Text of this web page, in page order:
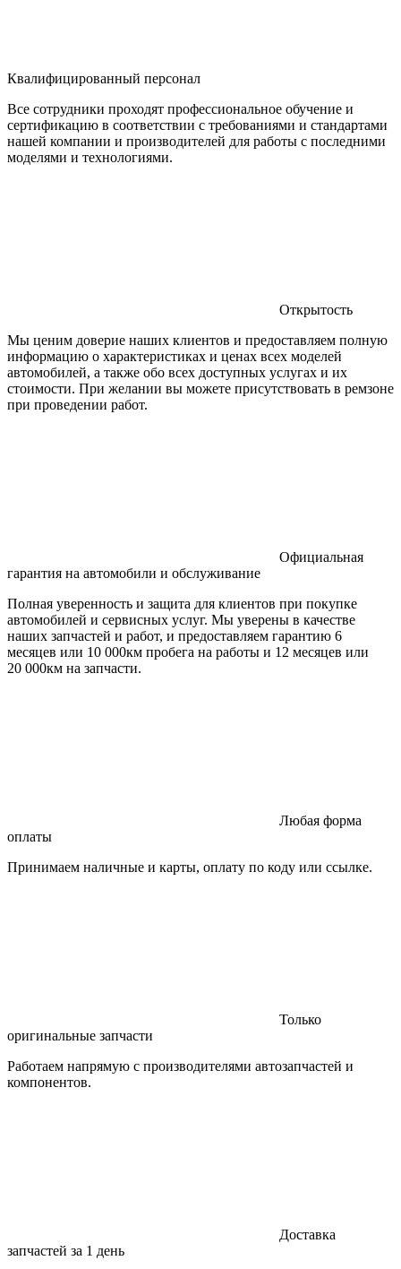
Квалифицированный персонал
Все сотрудники проходят профессиональное обучение и
сертификацию в соответствии с требованиями и стандартами
нашей компании и производителей для работы с последними
моделями и технологиями.
Открытость
Мы ценим доверие наших клиентов и предоставляем полную
информацию о характеристиках и ценах всех моделей
автомобилей, а также обо всех доступных услугах и их
стоимости. При желании вы можете присутствовать в ремзоне
при проведении работ.
Официальная
гарантия на автомобили и обслуживание
Полная уверенность и защита для клиентов при покупке
автомобилей и сервисных услуг. Мы уверены в качестве
наших запчастей и работ, и предоставляем гарантию 6
месяцев или 10 000км пробега на работы и 12 месяцев или
20 000км на запчасти.
Любая форма
оплаты
Принимаем наличные и карты, оплату по коду или ссылке.
Только
оригинальные запчасти
Работаем напрямую с производителями автозапчастей и
компонентов.
Доставка
запчастей за 1 день